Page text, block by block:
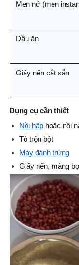
Men nở (men
Dầu ăn
Giấy nến cắt sẵn
Dụng cụ cần thiết
Nồi hấp hoặc nồi
Tô trộn bột
Máy đánh trứng
Giấy nến, màng